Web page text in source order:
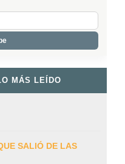
MÁS LEÍDO
SALIÓ DE LAS